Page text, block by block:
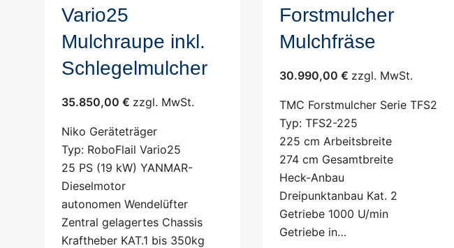
Vario25
Mulchraupe inkl.
Schlegelmulcher
35.850,00 € zzgl. MwSt.
Niko Geräteträger
Typ: RoboFlail Vario25
25 PS (19 kW) YANMAR-
Dieselmotor
autonomen Wendelüfter
Zentral gelagertes Chassis
Kraftheber KAT.1 bis 350kg
Forstmulcher
Mulchfräse
30.990,00 € zzgl. MwSt.
TMC Forstmulcher Serie TFS2
Typ: TFS2-225
225 cm Arbeitsbreite
274 cm Gesamtbreite
Heck-Anbau
Dreipunktanbau Kat. 2
Getriebe 1000 U/min
Getriebe in…